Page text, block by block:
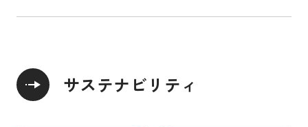
サステナビリティ